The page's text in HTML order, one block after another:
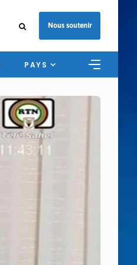
Nous soutenir
PAYS